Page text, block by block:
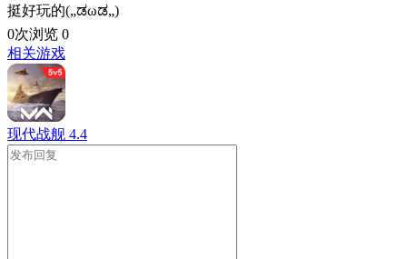
挺好玩的(„ಡωಡ„)
0次浏览 0
相关游戏
现代战舰 4.4